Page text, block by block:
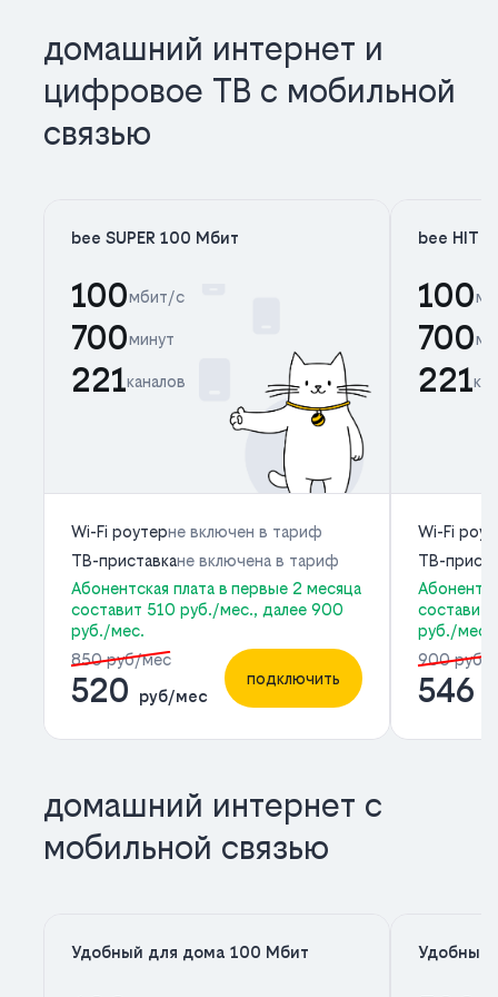
домашний интернет и
цифровое ТВ с мобильной
связью
bee SUPER 100 Мбит
100мбит/с
700минут
221каналов
Wi-Fi роутерне включен в тариф
ТВ-приставкане включена в тариф
Абонентская плата в первые 2 месяца
составит 510 руб./мес., далее 900
руб./мес.
850 руб/мес
520 руб/мес
подключить
bee HIT
100
700
221
Wi-Fi
ТВ-
составит
руб./мес.
900 руб/
546
домашний интернет с
мобильной связью
Удобный для дома 100 Мбит Удобный